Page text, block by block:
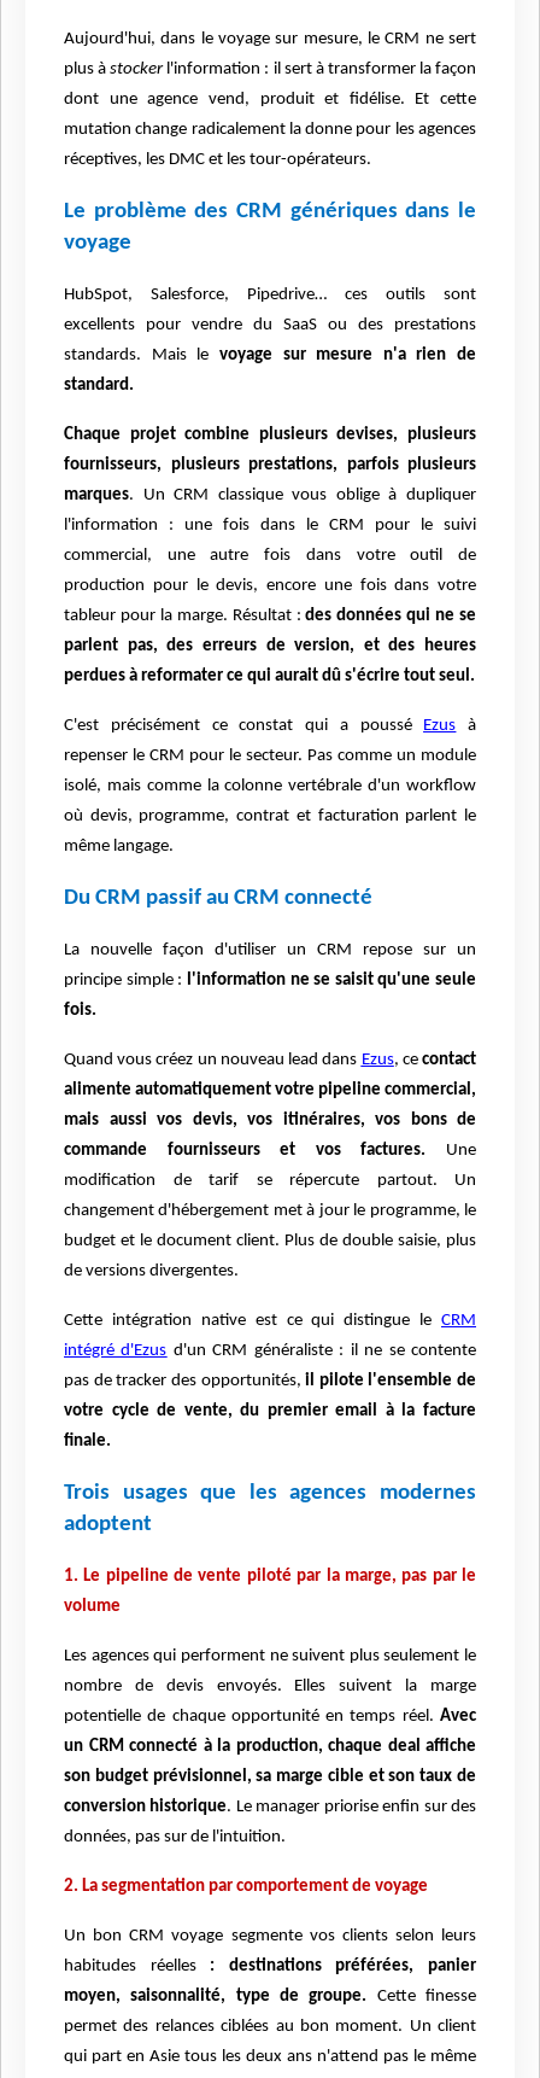
Aujourd'hui, dans le voyage sur mesure, le CRM ne sert
plus àstockerl'information : il sert à transformer la façon
dont une agence vend, produit et fidélise. Et cette
mutation change radicalement la donne pour les agences
réceptives, les DMC et les tour-opérateurs.
Le problème des CRM génériques dans le
voyage
HubSpot, Salesforce, Pipedrive… ces outils sont
excellents pour vendre du SaaS ou des prestations
standards. Mais le voyage sur mesure n'a rien de
standard.
Chaque projet combine plusieurs devises, plusieurs
fournisseurs, plusieurs prestations, parfois plusieurs
marques. Un CRM classique vous oblige à dupliquer
l'information : une fois dans le CRM pour le suivi
commercial, une autre fois dans votre outil de
production pour le devis, encore une fois dans votre
tableur pour la marge. Résultat :des données qui ne se
parlent pas, des erreurs de version, et des heures
perdues à reformater ce qui aurait dû s'écrire tout seul.
C'est précisément ce constat qui a poussé Ezus à
repenser le CRM pour le secteur. Pas comme un module
isolé, mais comme la colonne vertébrale d'un workflow
où devis, programme, contrat et facturation parlent le
même langage.
Du CRM passif au CRM connecté
La nouvelle façon d'utiliser un CRM repose sur un
principe simple : l'information ne se saisit qu'une seule
fois.
Quand vous créez un nouveau lead dans Ezus, cecontact
alimente automatiquement votre pipeline commercial,
mais aussi vos devis, vos itinéraires, vos bons de
commande fournisseurs et vos factures. Une
modification de tarif se répercute partout. Un
changement d'hébergement met à jour le programme, le
budget et le document client. Plus de double saisie, plus
de versions divergentes.
Cette intégration native est ce qui distingue le CRM
intégré d'Ezus d'un CRM généraliste : il ne se contente
pas de tracker des opportunités, il pilote l'ensemble de
votre cycle de vente, du premier email à la facture
finale.
Trois usages que les agences modernes
adoptent
1. Le pipeline de vente piloté par la marge, pas par le
volume
Les agences qui performent ne suivent plus seulement le
nombre de devis envoyés. Elles suivent la marge
potentielle de chaque opportunité en temps réel. Avec
un CRM connecté à la production, chaque deal affiche
son budget prévisionnel, sa marge cible et son taux de
conversion historique. Le manager priorise enfin sur des
données, pas sur de l'intuition.
2. La segmentation par comportement de voyage
Un bon CRM voyage segmente vos clients selon leurs
habitudes réelles : destinations préférées, panier
moyen, saisonnalité, type de groupe. Cette finesse
permet des relances ciblées au bon moment. Un client
qui part en Asie tous les deux ans n'attend pas le même